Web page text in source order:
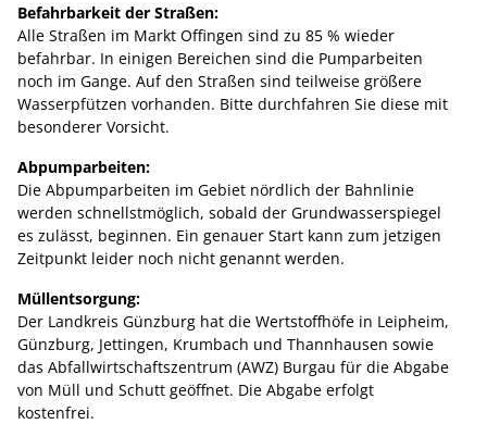
Befahrbarkeit der Straßen:
Alle Straßen im Markt Offingen sind zu 85 % wieder
befahrbar. In einigen Bereichen sind die Pumparbeiten
noch im Gange. Auf den Straßen sind teilweise größere
Wasserpfützen vorhanden. Bitte durchfahren Sie diese mit
besonderer Vorsicht.
Abpumparbeiten:
Die Abpumparbeiten im Gebiet nördlich der Bahnlinie
werden schnellstmöglich, sobald der Grundwasserspiegel
es zulässt, beginnen. Ein genauer Start kann zum jetzigen
Zeitpunkt leider noch nicht genannt werden.
Müllentsorgung:
Der Landkreis Günzburg hat die Wertstoffhöfe in Leipheim,
Günzburg, Jettingen, Krumbach und Thannhausen sowie
das Abfallwirtschaftszentrum (AWZ) Burgau für die Abgabe
von Müll und Schutt geöffnet. Die Abgabe erfolgt
kostenfrei.